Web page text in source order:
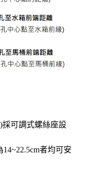
可調式螺絲座設
者均可安